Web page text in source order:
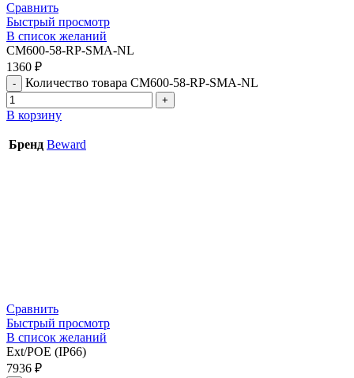
Сравнить
Быстрый просмотр
В список желаний
CM600-58-RP-SMA-NL
1360 ₽
Количество товара CM600-58-RP-SMA-NL
В корзину
Бренд Beward
Сравнить
Быстрый просмотр
В список желаний
Ext/POE (IP66)
7936 ₽